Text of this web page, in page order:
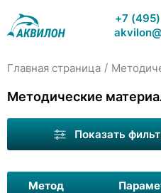
+7
Главная страница /
Методические
Показать
Метод